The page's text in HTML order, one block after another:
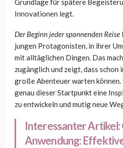
Grundlage für spätere
Innovationen legt.
Der Beginn jeder spannenden Reise
jungen Protagonisten, in ihrer
mit alltäglichen Dingen. Das
zugänglich und zeigt, dass schon
große Abenteuer warten
genau dieser Startpunkt eine
zu entwickeln und mutig neue
Interessanter Artikel:
Anwendung: